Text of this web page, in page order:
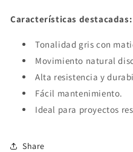
Características destacadas:
Tonalidad gris con
Movimiento natural
Alta resistencia y
Fácil mantenimiento.
Ideal para proyectos
Share